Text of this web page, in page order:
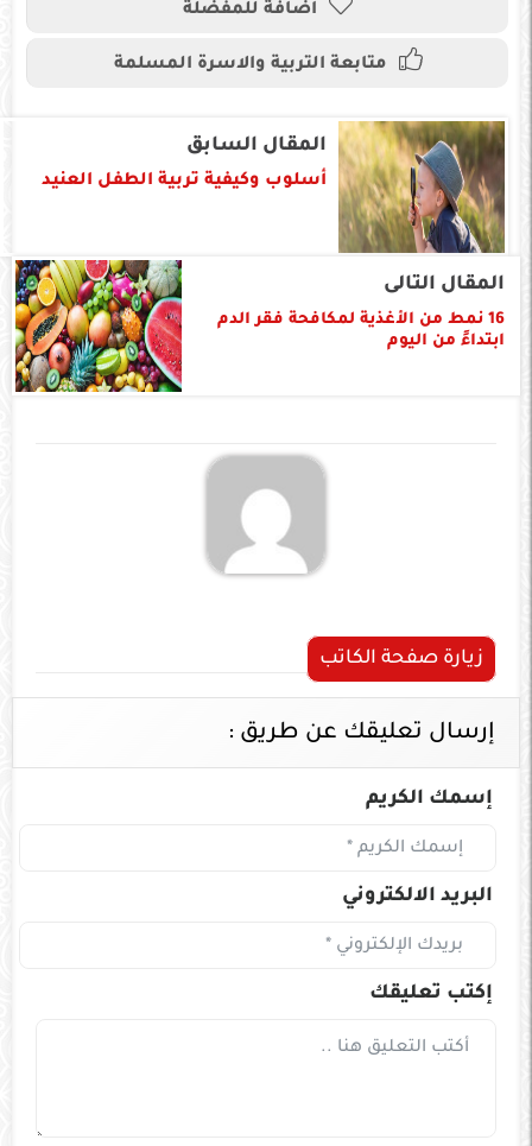
اضافة للمفضلة
متابعة التربية والاسرة المسلمة
المقال السابق
أسلوب وكيفية تربية الطفل العنيد
المقال التالى
16 نمط من الأغذية لمكافحة فقر الدم
ابتداءً من اليوم
زيارة صفحة الكاتب
إرسال تعليقك عن طريق :
إسمك الكريم
البريد الالكتروني
إكتب تعليقك